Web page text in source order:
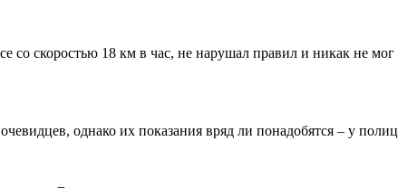
со скоростью 18 км в час, не нарушал правил и никак не
однако их показания вряд ли понадобятся – у